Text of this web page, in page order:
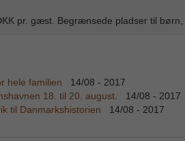
pr. gæst. Begrænsede pladser til
hele familien
14/08 - 2017
18. til 20. august.
14/08 - 2017
til Danmarkshistorien
14/08 - 2017